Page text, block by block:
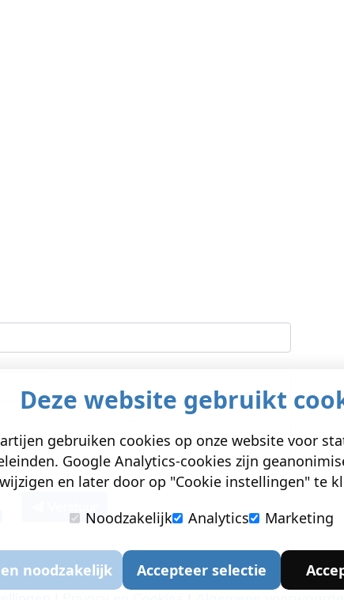
Deze website gebruikt
gebruiken cookies op onze website voor
Google Analytics-cookies zijn
en later door op "Cookie instellingen" te
Noodzakelijk
Analytics Marketing
noodzakelijk Accepteer selectie